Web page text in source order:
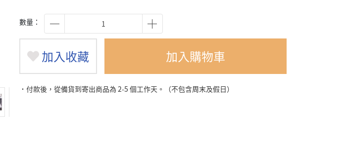
數量：
加入收藏 加入購物車
˙付款後，從備貨到寄出商品為 2-5 個工作天。（不包含周末及假日）